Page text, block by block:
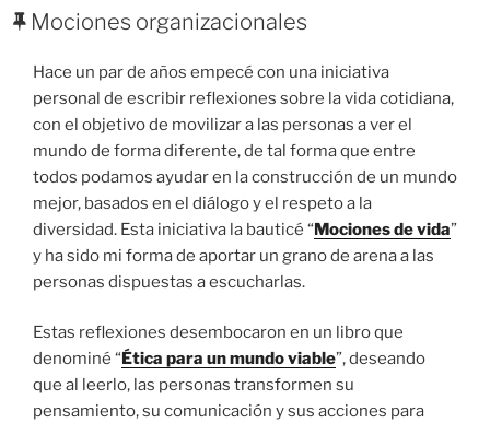
EL
Mociones organizacionales
Hace un par de años empecé con una iniciativa
personal de escribir reflexiones sobre la vida cotidiana,
con el objetivo de movilizar a las personas a ver el
mundo de forma diferente, de tal forma que entre
todos podamos ayudar en la construcción de un mundo
mejor, basados en el diálogo y el respeto a la
diversidad. Esta iniciativa la bauticé “Mociones de vida”
y ha sido mi forma de aportar un grano de arena a las
personas dispuestas a escucharlas.
Estas reflexiones desembocaron en un libro que
denominé “Ética para un mundo viable”, deseando
que al leerlo, las personas transformen su
pensamiento, su comunicación y sus acciones para